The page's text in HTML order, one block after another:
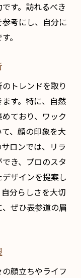
す。訪れるべき
考にし、自分に
。
トレンドを取り
す。特に、自然
ており、ワック
、顔の印象を大
ロンでは、リラ
き、プロのスタ
ザインを提案し
分らしさを大切
ぜひ表参道の眉
顔立ちやライフ